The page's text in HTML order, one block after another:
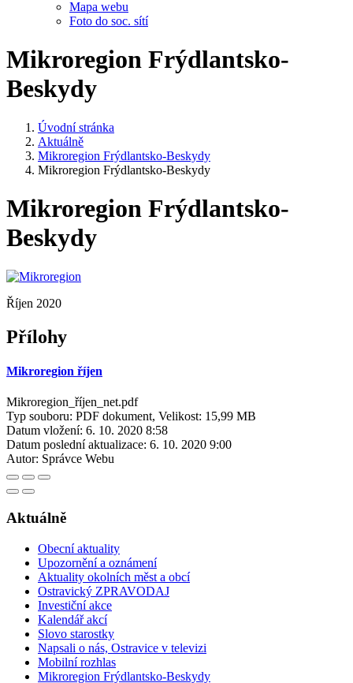
Mapa webu
Foto do soc. sítí
Mikroregion Frýdlantsko-
Beskydy
Úvodní stránka
Aktuálně
Mikroregion Frýdlantsko-Beskydy
Mikroregion Frýdlantsko-Beskydy
Mikroregion Frýdlantsko-
Beskydy
Říjen 2020
Přílohy
Mikroregion říjen
Mikroregion_říjen_net.pdf
Typ souboru: PDF dokument, Velikost: 15,99 MB
Datum vložení: 6. 10. 2020 8:58
Datum poslední aktualizace: 6. 10. 2020 9:00
Autor: Správce Webu
Aktuálně
Obecní aktuality
Upozornění a oznámení
Aktuality okolních měst a obcí
Ostravický ZPRAVODAJ
Investiční akce
Kalendář akcí
Slovo starostky
Napsali o nás, Ostravice v televizi
Mobilní rozhlas
Mikroregion Frýdlantsko-Beskydy